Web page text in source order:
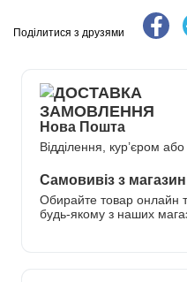
Поділитися з друзями
Нова Пошта
Відділення, кур’єром
Самовивіз з
Обирайте товар онлайн
будь-якому з наших